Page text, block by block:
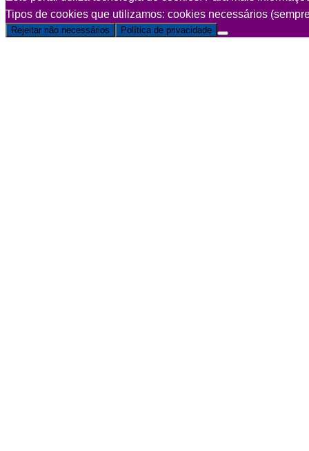
Tipos de cookies que utilizamos: cookies necessários
Rejeitar não necessários Política de privacidade